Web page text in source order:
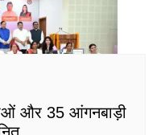
और 35 आंगनबाड़ी